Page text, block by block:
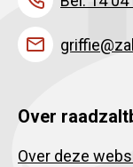
Over
Over deze